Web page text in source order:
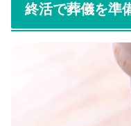
終活で葬儀を準